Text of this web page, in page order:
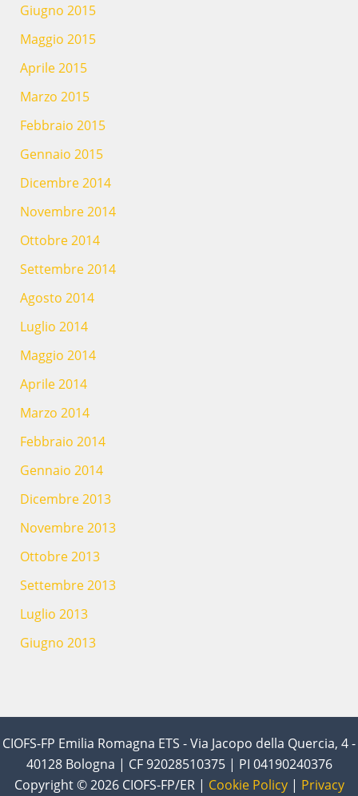
Giugno 2015
Maggio 2015
Aprile 2015
Marzo 2015
Febbraio 2015
Gennaio 2015
Dicembre 2014
Novembre 2014
Ottobre 2014
Settembre 2014
Agosto 2014
Luglio 2014
Maggio 2014
Aprile 2014
Marzo 2014
Febbraio 2014
Gennaio 2014
Dicembre 2013
Novembre 2013
Ottobre 2013
Settembre 2013
Luglio 2013
Giugno 2013
CIOFS-FP Emilia Romagna ETS - Via Jacopo della Quercia, 4 -
40128 Bologna | CF 92028510375 | PI 04190240376
Copyright © 2026 CIOFS-FP/ER | Cookie Policy| Privacy